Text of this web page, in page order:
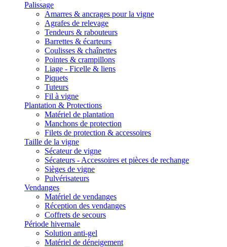
Palissage
Amarres & ancrages pour la vigne
Agrafes de relevage
Tendeurs & rabouteurs
Barrettes & écarteurs
Coulisses & chaînettes
Pointes & crampillons
Liage - Ficelle & liens
Piquets
Tuteurs
Fil à vigne
Plantation & Protections
Matériel de plantation
Manchons de protection
Filets de protection & accessoires
Taille de la vigne
Sécateur de vigne
Sécateurs - Accessoires et pièces de rechange
Sièges de vigne
Pulvérisateurs
Vendanges
Matériel de vendanges
Réception des vendanges
Coffrets de secours
Période hivernale
Solution anti-gel
Matériel de déneigement